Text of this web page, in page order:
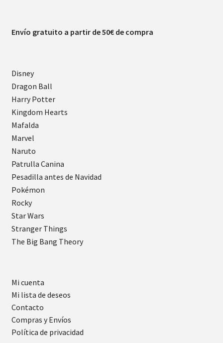
Envío gratuito a partir de 50€ de compra
Disney
Dragon Ball
Harry Potter
Kingdom Hearts
Mafalda
Marvel
Naruto
Patrulla Canina
Pesadilla antes de Navidad
Pokémon
Rocky
Star Wars
Stranger Things
The Big Bang Theory
Mi cuenta
Mi lista de deseos
Contacto
Compras y Envíos
Política de privacidad